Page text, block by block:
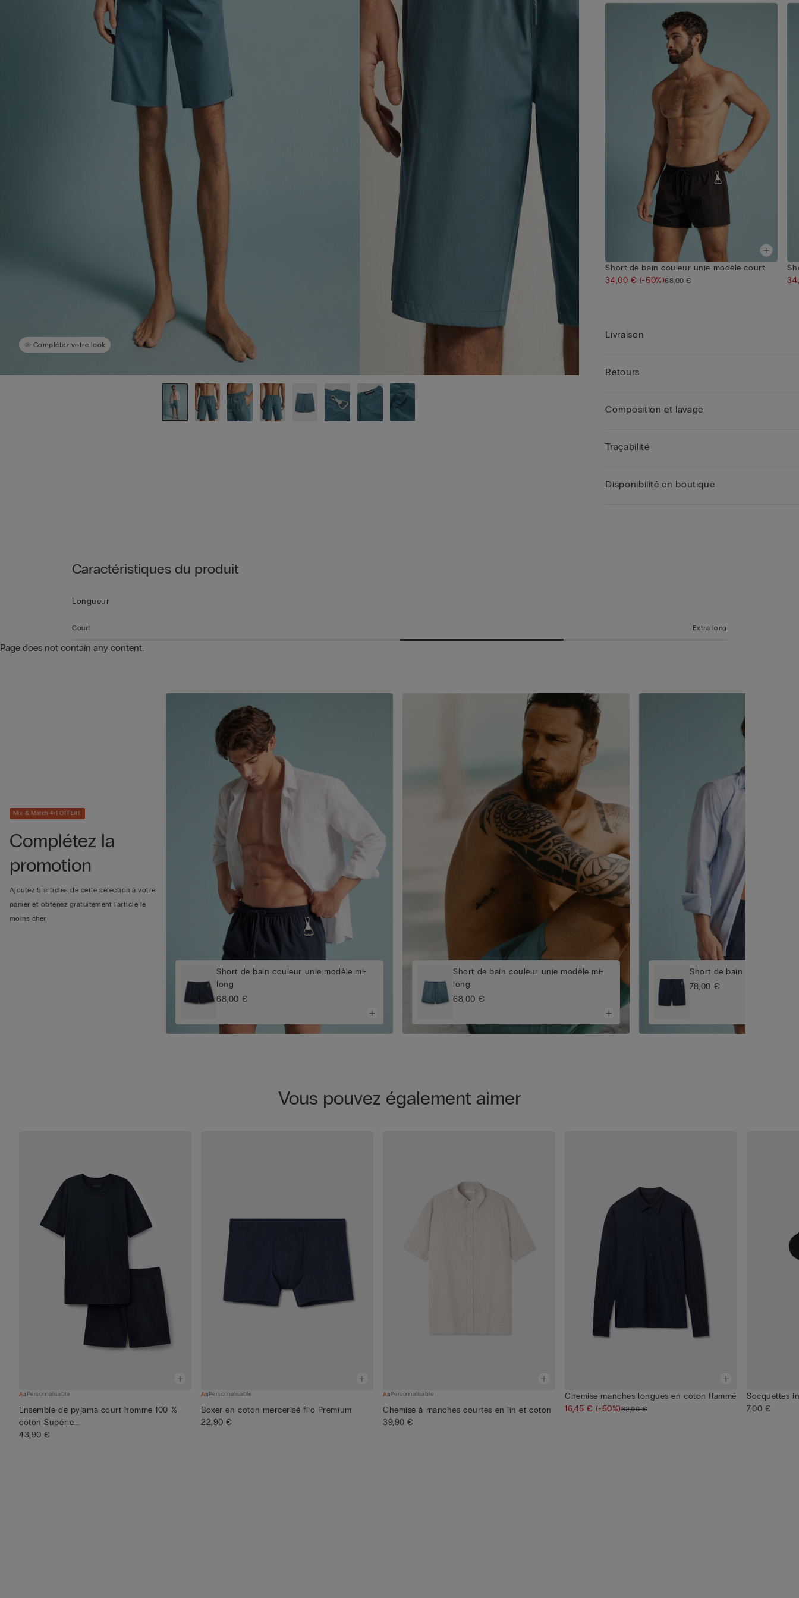
Complétez votre look
• Coupe droite
• Le mannequin mesure 1,85 m et porte une taille
Short de bain couleur unie modèle court
34,00 € (-50%)68,00 €
Livraison
Retours
Composition et lavage
Traçabilité
Disponibilité en boutique
Caractéristiques du produit
Longueur
Court Extra long
Page does not contain any content.
Mix & Match 4+1 OFFERT
Complétez la
promotion
Ajoutez 5 articles de cette sélection à votre
panier et obtenez gratuitement l'article le
moins cher
Short de bain couleur unie modèle mi-
long
68,00 €
Short de bain couleur unie modèle mi-
long
68,00 €
Short de bain couleur unie
78,00 €
Vous pouvez également aimer
Personnalisable
Ensemble de pyjama court homme 100 %
coton Supérie...
43,90 €
Personnalisable
Boxer en coton mercerisé filo Premium
22,90 €
Personnalisable
Chemise à manches courtes en lin et coton
39,90 €
Chemise manches longues en coton flammé
16,45 €(-50%)32,90 €
Socquettes
7,00 €